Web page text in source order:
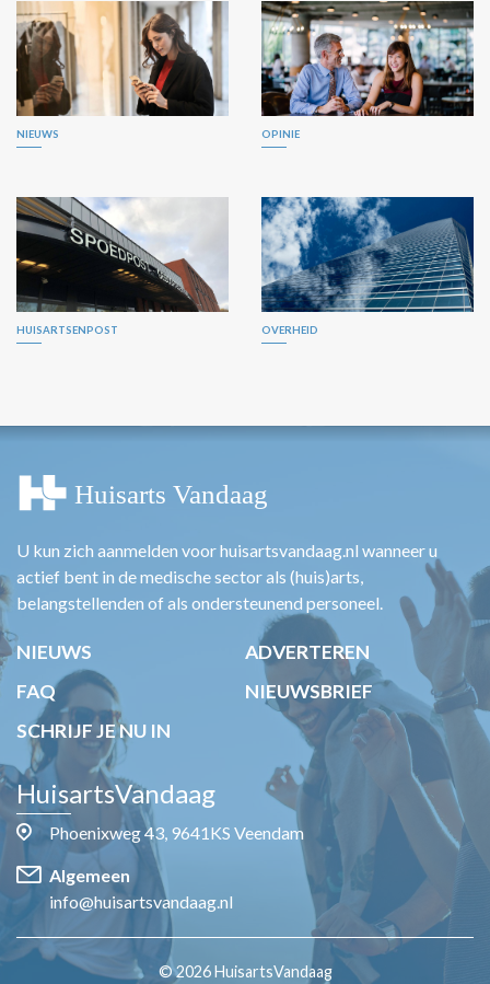
NIEUWS OPINIE
HUISARTSENPOST OVERHEID
U kun zich aanmelden voor huisartsvandaag.nl wanneer u
actief bent in de medische sector als (huis)arts,
belangstellenden of als ondersteunend personeel.
NIEUWS
ADVERTEREN
FAQ
NIEUWSBRIEF
SCHRIJF JE NU IN
HuisartsVandaag
Phoenixweg 43, 9641KS Veendam
Algemeen
info@huisartsvandaag.nl
© 2026 HuisartsVandaag